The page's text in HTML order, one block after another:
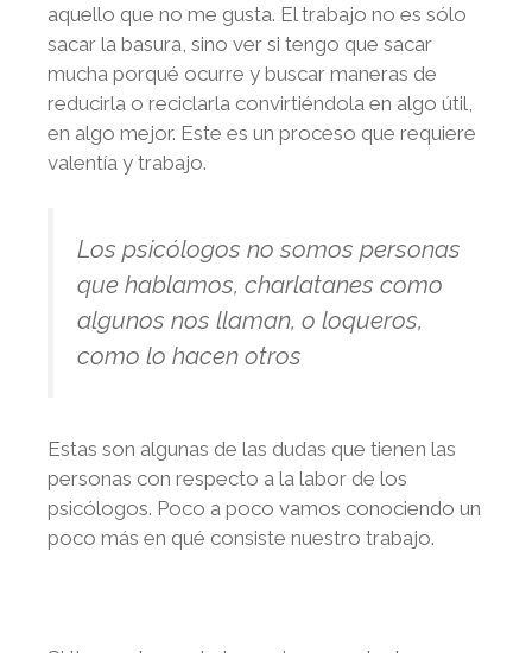
aquello que no me gusta. El trabajo no es sólo
sacar la basura, sino ver si tengo que sacar
mucha porqué ocurre y buscar maneras de
reducirla o reciclarla convirtiéndola en algo útil,
en algo mejor. Este es un proceso que requiere
valentía y trabajo.
Los psicólogos no somos personas
que hablamos, charlatanes como
algunos nos llaman, o loqueros,
como lo hacen otros
Estas son algunas de las dudas que tienen las
personas con respecto a la labor de los
psicólogos. Poco a poco vamos conociendo un
poco más en qué consiste nuestro trabajo.